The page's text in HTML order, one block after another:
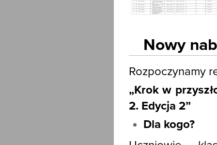
Nowy
Rozpoczynamy
„Krok w
2. Edycja 2”
Dla kogo?